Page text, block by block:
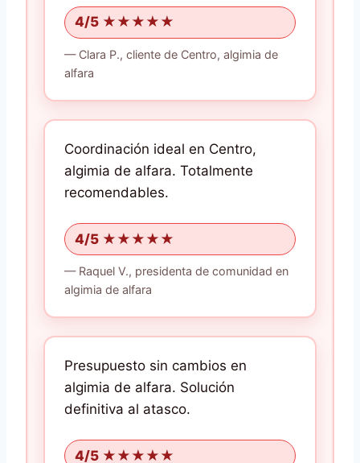
4/5 ★★★★★
—Clara P., cliente de Centro, algimia de
alfara
4/5 ★★★★★
Coordinación ideal en Centro,
algimia de alfara. Totalmente
recomendables.
—Raquel V., presidenta de comunidad en
algimia de alfara
4/5 ★★★★★
Presupuesto sin cambios en
algimia de alfara. Solución
definitiva al atasco.